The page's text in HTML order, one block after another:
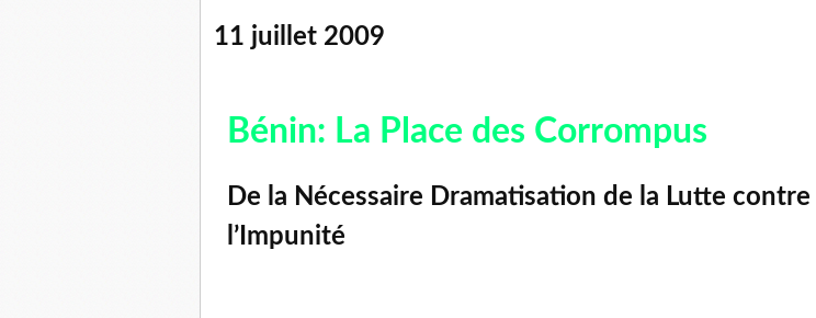
11 juillet 2009
Bénin: La Place des Corrompus
De la Nécessaire Dramatisation de la Lutte contre
l’Impunité